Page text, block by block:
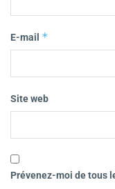
E-mail *
Site web
Prévenez-moi de tous